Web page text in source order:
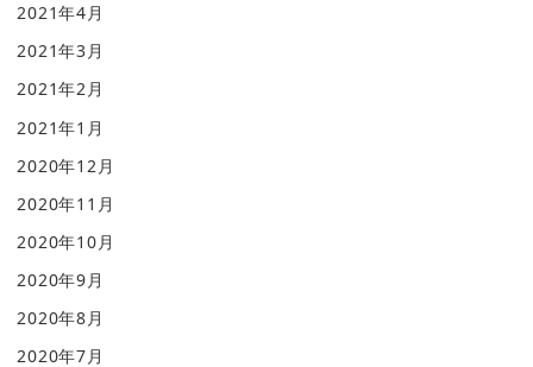
2021年4月
2021年3月
2021年2月
2021年1月
2020年12月
2020年11月
2020年10月
2020年9月
2020年8月
2020年7月